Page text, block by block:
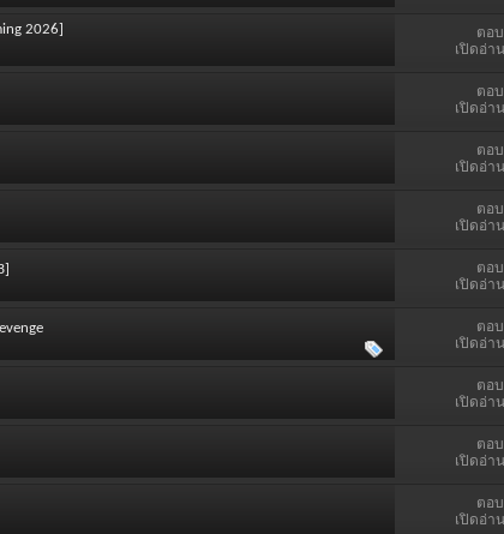
2026] ตอ
เปิดอ่า
ตอ
เปิดอ่า
ตอ
เปิดอ่า
ตอ
เปิดอ่า
ตอ
เปิดอ่า
ตอ
เปิดอ่า
ตอ
เปิดอ่า
ตอ
เปิดอ่า
ตอ
เปิดอ่า